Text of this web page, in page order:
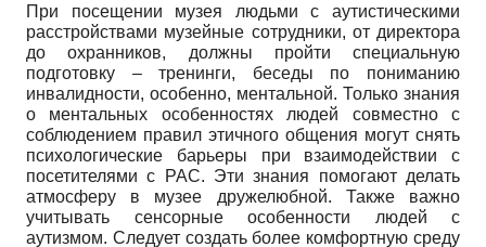
При посещении музея людьми с аутистическими
расстройствами музейные сотрудники, от директора
до охранников, должны пройти специальную
подготовку – тренинги, беседы по пониманию
инвалидности, особенно, ментальной. Только знания
о ментальных особенностях людей совместно с
соблюдением правил этичного общения могут снять
психологические барьеры при взаимодействии с
посетителями с РАС. Эти знания помогают делать
атмосферу в музее дружелюбной. Также важно
учитывать сенсорные особенности людей с
аутизмом. Следует создать более комфортную среду